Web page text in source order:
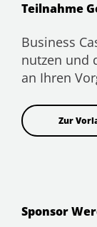
Teilnahme
Business
nutzen und
an Ihren
Zur
Sponsor